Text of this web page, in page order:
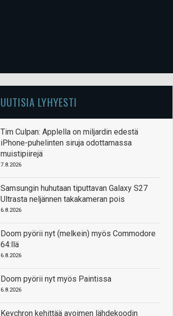
UUTISIA LYHYESTI
Tim Culpan: Applella on miljardin edestä
iPhone-puhelinten siruja odottamassa
muistipiirejä
7.8.2026
Samsungin huhutaan tiputtavan Galaxy S27
Ultrasta neljännen takakameran pois
6.8.2026
Doom pyörii nyt (melkein) myös Commodore
64:llä
6.8.2026
Doom pyörii nyt myös Paintissa
6.8.2026
Keychron kehittää avoimen lähdekoodin